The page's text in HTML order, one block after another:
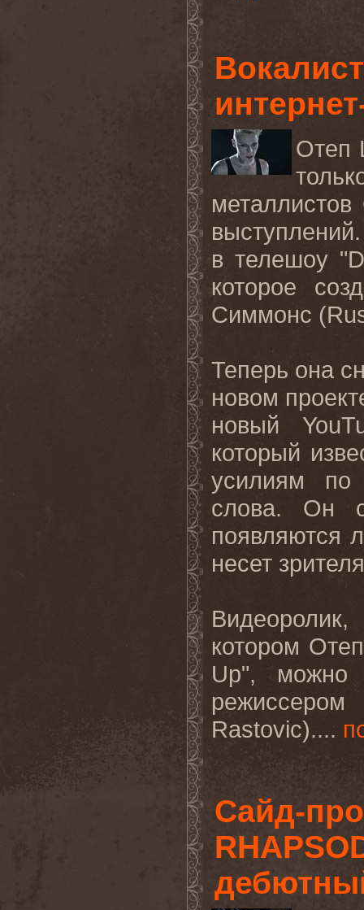
Отеп
металлистов
в телешоу "
которое
Симмонс
Теперь она
новом
новый
который
усилиям по
слова. Он
появляются
несет
котором
Up", можно
Rastovic)....
Сайд-